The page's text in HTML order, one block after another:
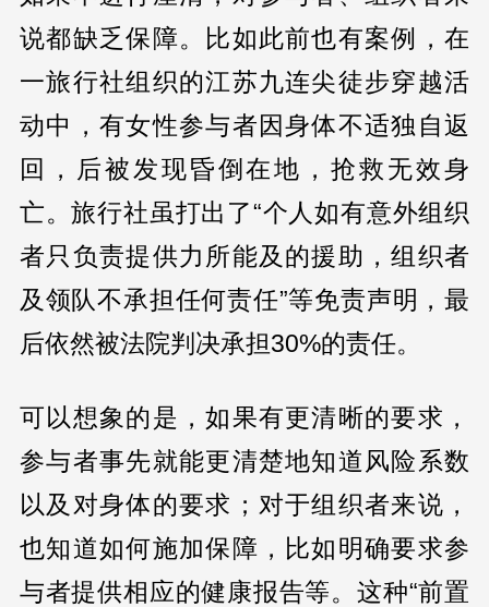
说都缺乏保障。比如此前也有案例，在
一旅行社组织的江苏九连尖徒步穿越活
动中，有女性参与者因身体不适独自返
回，后被发现昏倒在地，抢救无效身
亡。旅行社虽打出了“个人如有意外组织
者只负责提供力所能及的援助，组织者
及领队不承担任何责任”等免责声明，最
后依然被法院判决承担30%的责任。
可以想象的是，如果有更清晰的要求，
参与者事先就能更清楚地知道风险系数
以及对身体的要求；对于组织者来说，
也知道如何施加保障，比如明确要求参
与者提供相应的健康报告等。这种“前置